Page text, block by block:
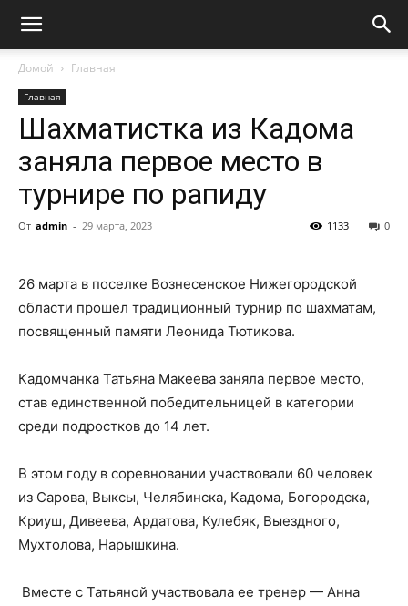
Домой Главная
Главная
Шахматистка из Кадома
заняла первое место в
турнире по рапиду
От admin - 29 марта, 2023 0
1133
26 марта в поселке Вознесенское Нижегородской
области прошел традиционный турнир по шахматам,
посвященный памяти Леонида Тютикова.
Кадомчанка Татьяна Макеева заняла первое место,
став единственной победительницей в категории
среди подростков до 14 лет.
В этом году в соревновании участвовали 60 человек
из Сарова, Выксы, Челябинска, Кадома, Богородска,
Криуш, Дивеева, Ардатова, Кулебяк, Выездного,
Мухтолова, Нарышкина.
Вместе с Татьяной участвовала ее тренер — Анна